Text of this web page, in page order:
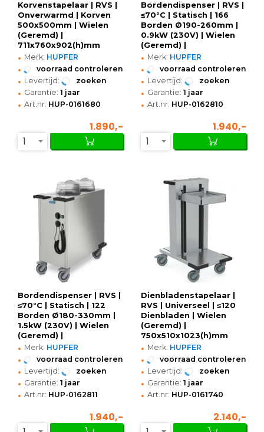
Korvenstapelaar | RVS |
Onverwarmd | Korven
500x500mm | Wielen
(Geremd) |
711x760x902(h)mm
• Merk: HUPFER
• voorraad controleren
• Levertijd: zoeken
• Garantie: 1 jaar
• Art.nr: HUP-0161680
1.890,-
1
Bordendispenser | RVS |
≤70°C | Statisch | 166
Borden Ø190-260mm |
0.9kW (230V) | Wielen
(Geremd) |
930x460x1072(h)mm
• Merk: HUPFER
• voorraad controleren
• Levertijd: zoeken
• Garantie: 1 jaar
• Art.nr: HUP-0162810
1.940,-
1
Bordendispenser | RVS |
≤70°C | Statisch | 122
Borden Ø180-330mm |
1.5kW (230V) | Wielen
(Geremd) |
1050x530x1072(h)mm
• Merk: HUPFER
• voorraad controleren
• Levertijd: zoeken
• Garantie: 1 jaar
• Art.nr: HUP-0162811
1.940,-
Dienbladenstapelaar |
RVS | Universeel | ≤120
Dienbladen | Wielen
(Geremd) |
750x510x1023(h)mm
• Merk: HUPFER
• voorraad controleren
• Levertijd: zoeken
• Garantie: 1 jaar
• Art.nr: HUP-0161740
2.140,-